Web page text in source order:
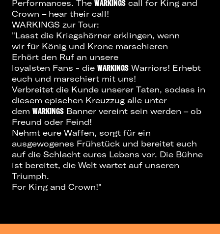
Performances. The WARKINGS call for King and
Crown – hear their call!
WARKINGS zur Tour:
"Lasst die Kriegshörner erklingen, wenn
wir für König und Krone marschieren
Erhört den Ruf an unsere
loyalsten Fans - die WARKINGS Warriors! Erhebt
euch und marschiert mit uns!
Verbreitet die Kunde unserer Taten, sodass in
diesem epischen Kreuzzug alle unter
dem WARKINGS Banner vereint sein werden – ob
Freund oder Feind!
Nehmt eure Waffen, sorgt für ein
ausgewogenes Frühstück und bereitet euch
auf die Schlacht eures Lebens vor. Die Bühne
ist bereitet, die Welt wartet auf unseren
Triumph.
For King and Crown!"